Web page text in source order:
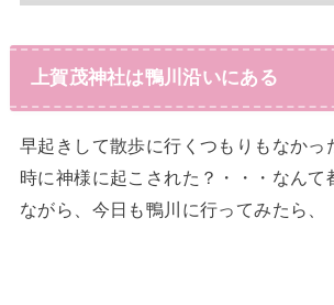
上賀茂神社は鴨川沿いにある
早起きして散歩に行くつもりもなかっ
時に神様に起こされた？・・・なんて
ながら、今日も鴨川に行ってみたら、